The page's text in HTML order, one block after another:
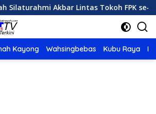
Akbar Lintas Tokoh FPK se-
Kayong Wahsingbebas Kubu Raya